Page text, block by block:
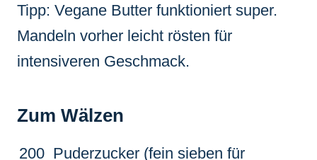
Tipp: Vegane Butter funktioniert super.
Mandeln vorher leicht rösten für
intensiveren Geschmack.
Zum Wälzen
200 Puderzucker (fein sieben für